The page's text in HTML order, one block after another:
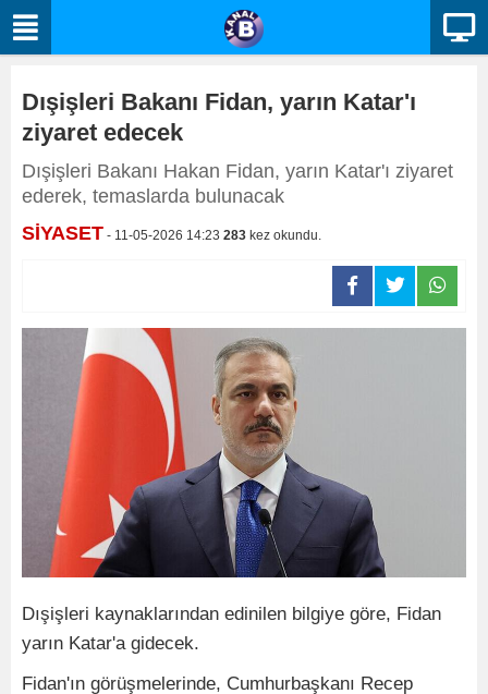
Dışişleri Bakanı Fidan, yarın Katar'ı
ziyaret edecek
Dışişleri Bakanı Hakan Fidan, yarın Katar'ı ziyaret
ederek, temaslarda bulunacak
SİYASET - 11-05-2026 14:23 283 kez okundu.
Dışişleri kaynaklarından edinilen bilgiye göre, Fidan
yarın Katar'a gidecek.
Fidan'ın görüşmelerinde, Cumhurbaşkanı Recep